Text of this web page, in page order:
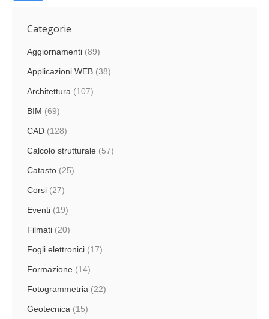
Categorie
Aggiornamenti (89)
Applicazioni WEB (38)
Architettura (107)
BIM (69)
CAD (128)
Calcolo strutturale (57)
Catasto (25)
Corsi (27)
Eventi (19)
Filmati (20)
Fogli elettronici (17)
Formazione (14)
Fotogrammetria (22)
Geotecnica (15)